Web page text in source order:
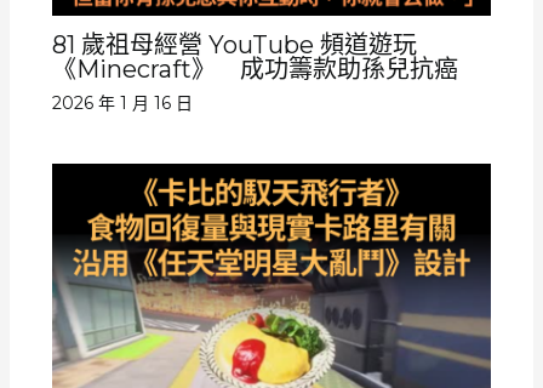
81 歲祖母經營 YouTube 頻道遊玩
《Minecraft》 成功籌款助孫兒抗癌
2026 年 1 月 16 日